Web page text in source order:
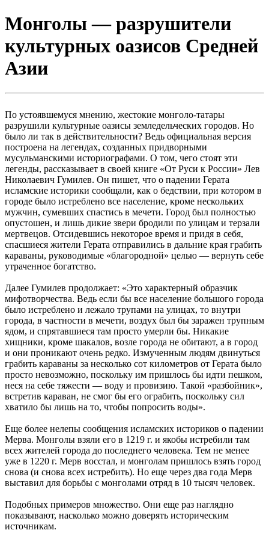
Монголы — разрушители
культурных оазисов Средней
Азии
По устоявшемуся мнению, жестокие монголо-татары
разрушили культурные оазисы земледельческих городов. Но
было ли так в действительности? Ведь официальная версия
построена на легендах, созданных придворными
мусульманскими историографами. О том, чего стоят эти
легенды, рассказывает в своей книге «От Руси к России» Лев
Николаевич Гумилев. Он пишет, что о падении Герата
исламские историки сообщали, как о бедствии, при котором в
городе было истреблено все население, кроме нескольких
мужчин, сумевших спастись в мечети. Город был полностью
опустошен, и лишь дикие звери бродили по улицам и терзали
мертвецов. Отсидевшись некоторое время и придя в себя,
спасшиеся жители Герата отправились в дальние края грабить
караваны, руководимые «благородной» целью — вернуть себе
утраченное богатство.
Далее Гумилев продолжает: «Это характерный образчик
мифотворчества. Ведь если бы все население большого города
было истреблено и лежало трупами на улицах, то внутри
города, в частности в мечети, воздух был бы заражен трупным
ядом, и спрятавшиеся там просто умерли бы. Никакие
хищники, кроме шакалов, возле города не обитают, а в город
и они проникают очень редко. Измученным людям двинуться
грабить караваны за несколько сот километров от Герата было
просто невозможно, поскольку им пришлось бы идти пешком,
неся на себе тяжести — воду и провизию. Такой «разбойник»,
встретив караван, не смог бы его ограбить, поскольку сил
хватило бы лишь на то, чтобы попросить воды».
Еще более нелепы сообщения исламских историков о падении
Мерва. Монголы взяли его в 1219 г. и якобы истребили там
всех жителей города до последнего человека. Тем не менее
уже в 1220 г. Мерв восстал, и монголам пришлось взять город
снова (и снова всех истребить). Но еще через два года Мерв
выставил для борьбы с монголами отряд в 10 тысяч человек.
Подобных примеров множество. Они еще раз наглядно
показывают, насколько можно доверять историческим
источникам.